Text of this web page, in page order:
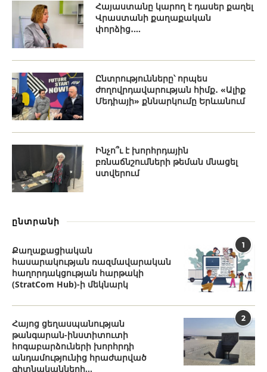
Հայաստանը կարող է դասեր քաղել
Վրաստանի քաղաքական
փորձից․...
Ընտրությունները՝ որպես
ժողովրդավարության հիմք․ «Ալիք
Մեդիայի» քննարկումը Երևանում
Ինչո՞ւ է խորհրդային
բռնաճնշումների թեման մնացել
ստվերում
ընտրանի
1
Քաղաքացիական
հասարակության ռազմավարական
հաղորդակցության հարթակի
(StratCom Hub)-ի մեկնարկ
2
Հայոց ցեղասպանության
թանգարան-ինստիտուտի
հոգաբարձուների խորհրդի
անդամությունից հրաժարված
գիտնականների...